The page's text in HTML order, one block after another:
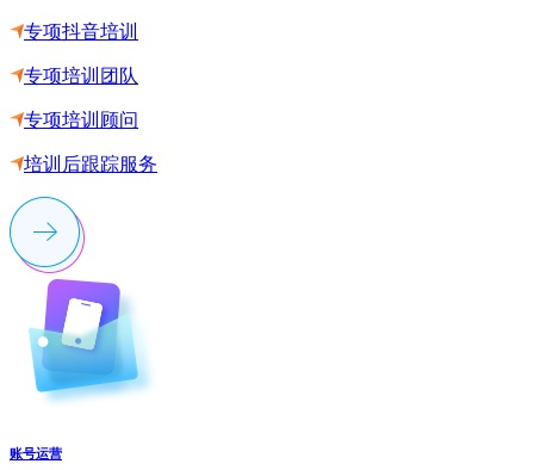
专项抖音培训
专项培训团队
专项培训顾问
培训后跟踪服务
账号运营